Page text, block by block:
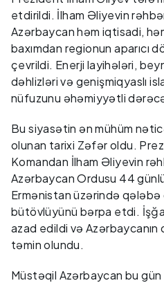
etdirildi. İlham Əliyevin
Azərbaycan həm iqtisadi,
baxımdan regionun aparıcı
çevrildi. Enerji layihələri,
dəhlizləri və genişmiqyaslı
nüfuzunu əhəmiyyətli
Bu siyasətin ən mühüm
olunan tarixi Zəfər oldu.
Komandan İlham Əliyevin
Azərbaycan Ordusu 44
Ermənistan üzərində
bütövlüyünü bərpa etdi.
azad edildi və
təmin olundu.
Müstəqil Azərbaycan bu